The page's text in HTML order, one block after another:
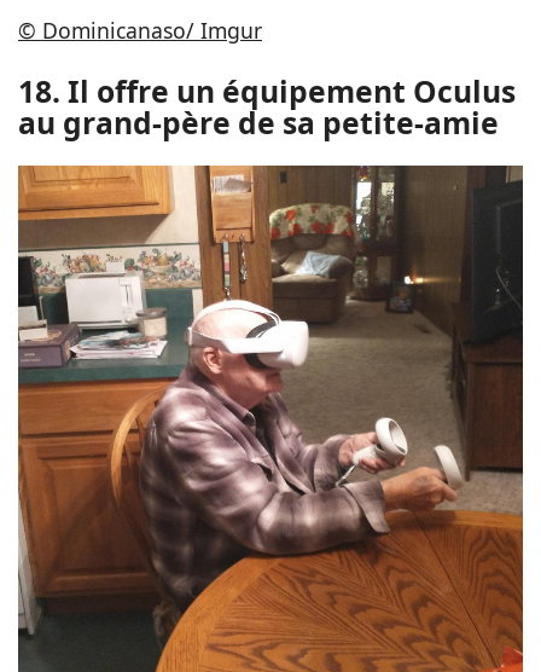
© Dominicanaso/ Imgur
18. Il offre un équipement Oculus
au grand-père de sa petite-amie